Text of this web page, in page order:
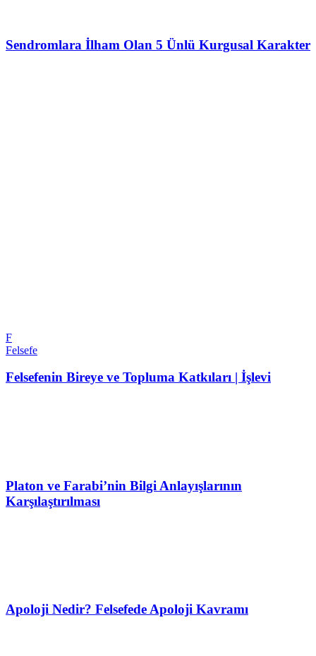
Sendromlara İlham Olan 5 Ünlü Kurgusal Karakter
F
Felsefe
Felsefenin Bireye ve Topluma Katkıları | İşlevi
Platon ve Farabi’nin Bilgi Anlayışlarının
Karşılaştırılması
Apoloji Nedir? Felsefede Apoloji Kavramı